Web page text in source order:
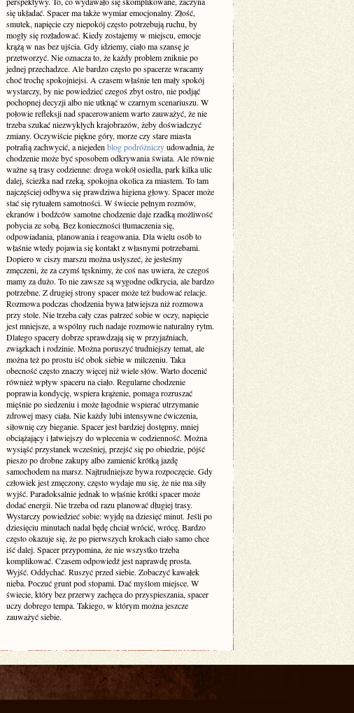
się układać. Spacer ma także wymiar emocjonalny. Złość,
smutek, napięcie czy niepokój często potrzebują ruchu, by
mogły się rozładować. Kiedy zostajemy w miejscu, emocje
krążą w nas bez ujścia. Gdy idziemy, ciało ma szansę je
przetworzyć. Nie oznacza to, że każdy problem zniknie po
jednej przechadzce. Ale bardzo często po spacerze wracamy
choć trochę spokojniejsi. A czasem właśnie ten mały spokój
wystarczy, by nie powiedzieć czegoś zbyt ostro, nie podjąć
pochopnej decyzji albo nie utknąć w czarnym scenariuszu. W
połowie refleksji nad spacerowaniem warto zauważyć, że nie
trzeba szukać niezwykłych krajobrazów, żeby doświadczyć
zmiany. Oczywiście piękne góry, morze czy stare miasta
potrafią zachwycić, a niejeden blog podróżniczyudowadnia, że
chodzenie może być sposobem odkrywania świata. Ale równie
ważne są trasy codzienne: droga wokół osiedla, park kilka ulic
dalej, ścieżka nad rzeką, spokojna okolica za miastem. To tam
najczęściej odbywa się prawdziwa higiena głowy. Spacer może
stać się rytuałem samotności. W świecie pełnym rozmów,
ekranów i bodźców samotne chodzenie daje rzadką możliwość
pobycia ze sobą. Bez konieczności tłumaczenia się,
odpowiadania, planowania i reagowania. Dla wielu osób to
właśnie wtedy pojawia się kontakt z własnymi potrzebami.
Dopiero w ciszy marszu można usłyszeć, że jesteśmy
zmęczeni, że za czymś tęsknimy, że coś nas uwiera, że czegoś
mamy za dużo. To nie zawsze są wygodne odkrycia, ale bardzo
potrzebne. Z drugiej strony spacer może też budować relacje.
Rozmowa podczas chodzenia bywa łatwiejsza niż rozmowa
przy stole. Nie trzeba cały czas patrzeć sobie w oczy, napięcie
jest mniejsze, a wspólny ruch nadaje rozmowie naturalny rytm.
Dlatego spacery dobrze sprawdzają się w przyjaźniach,
związkach i rodzinie. Można poruszyć trudniejszy temat, ale
można też po prostu iść obok siebie w milczeniu. Taka
obecność często znaczy więcej niż wiele słów. Warto docenić
również wpływ spaceru na ciało. Regularne chodzenie
poprawia kondycję, wspiera krążenie, pomaga rozruszać
mięśnie po siedzeniu i może łagodnie wspierać utrzymanie
zdrowej masy ciała. Nie każdy lubi intensywne ćwiczenia,
siłownię czy bieganie. Spacer jest bardziej dostępny, mniej
obciążający i łatwiejszy do wplecenia w codzienność. Można
wysiąść przystanek wcześniej, przejść się po obiedzie, pójść
pieszo po drobne zakupy albo zamienić krótką jazdę
samochodem na marsz. Najtrudniejsze bywa rozpoczęcie. Gdy
człowiek jest zmęczony, często wydaje mu się, że nie ma siły
wyjść. Paradoksalnie jednak to właśnie krótki spacer może
dodać energii. Nie trzeba od razu planować długiej trasy.
Wystarczy powiedzieć sobie: wyjdę na dziesięć minut. Jeśli po
dziesięciu minutach nadal będę chciał wrócić, wrócę. Bardzo
często okazuje się, że po pierwszych krokach ciało samo chce
iść dalej. Spacer przypomina, że nie wszystko trzeba
komplikować. Czasem odpowiedź jest naprawdę prosta.
Wyjść. Oddychać. Ruszyć przed siebie. Zobaczyć kawałek
nieba. Poczuć grunt pod stopami. Dać myślom miejsce. W
świecie, który bez przerwy zachęca do przyspieszania, spacer
uczy dobrego tempa. Takiego, w którym można jeszcze
zauważyć siebie.